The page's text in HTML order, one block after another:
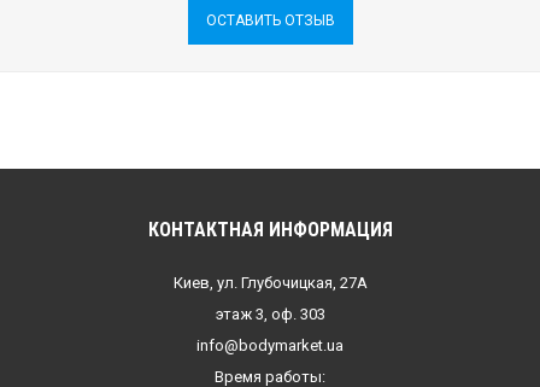
ОСТАВИТЬ ОТЗЫВ
КОНТАКТНАЯ ИНФОРМАЦИЯ
Киев, ул. Глубочицкая, 27А
этаж 3, оф. 303
info@bodymarket.ua
Время работы: